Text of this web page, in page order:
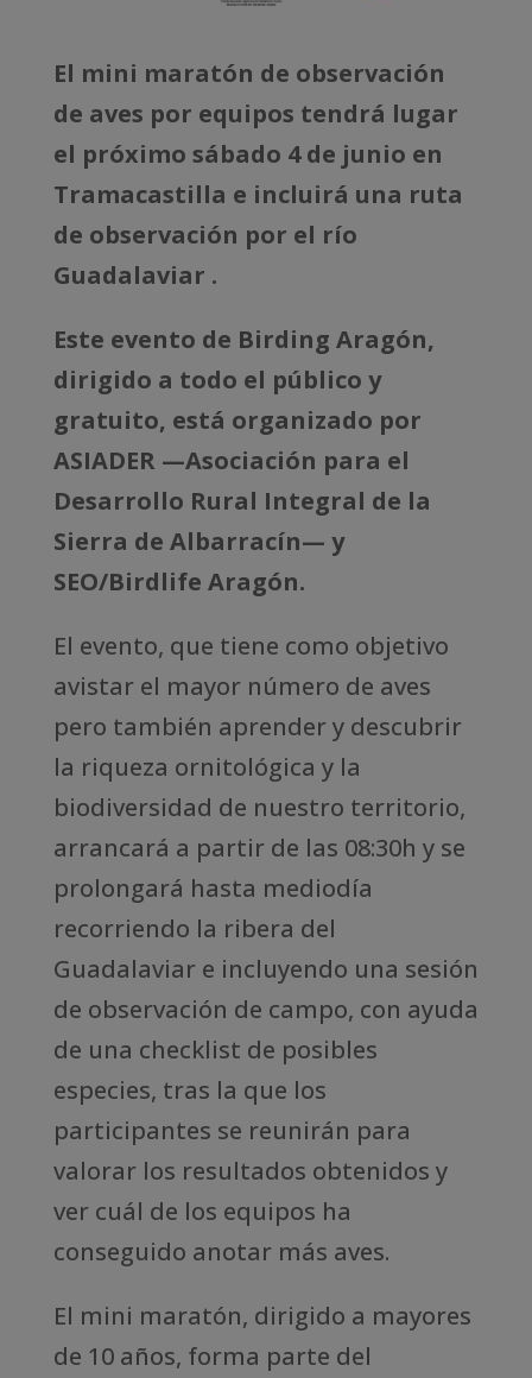
El mini maratón de observación
de aves por equipos tendrá lugar
el próximo sábado 4 de junio en
Tramacastilla e incluirá una ruta
de observación por el río
Guadalaviar .
Este evento de Birding Aragón,
dirigido a todo el público y
gratuito, está organizado por
ASIADER —Asociación para el
Desarrollo Rural Integral de la
Sierra de Albarracín— y
SEO/Birdlife Aragón.
El evento, que tiene como objetivo
avistar el mayor número de aves
pero también aprender y descubrir
la riqueza ornitológica y la
biodiversidad de nuestro territorio,
arrancará a partir de las 08:30h y se
prolongará hasta mediodía
recorriendo la ribera del
Guadalaviar e incluyendo una sesión
de observación de campo, con ayuda
de una checklist de posibles
especies, tras la que los
participantes se reunirán para
valorar los resultados obtenidos y
ver cuál de los equipos ha
conseguido anotar más aves.
El mini maratón, dirigido a mayores
de 10 años, forma parte del